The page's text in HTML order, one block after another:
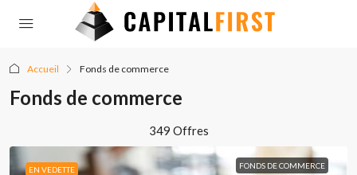
Accueil Fonds de commerce
Fonds de commerce
349 Offres
EN VEDETTE FONDS DE COMMERCE